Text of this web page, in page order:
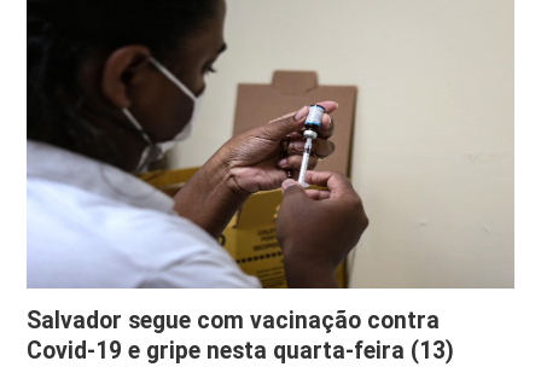
Salvador segue com vacinação contra
Covid-19 e gripe nesta quarta-feira (13)